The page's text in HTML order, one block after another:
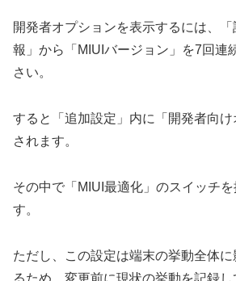
開発者オプションを表示するには、
報」から「MIUIバージョン」を7回連
さい。
すると「追加設定」内に「開発者向
されます。
その中で「MIUI最適化」のスイッチ
す。
ただし、この設定は端末の挙動全体
るため、変更前に現状の挙動を記録し